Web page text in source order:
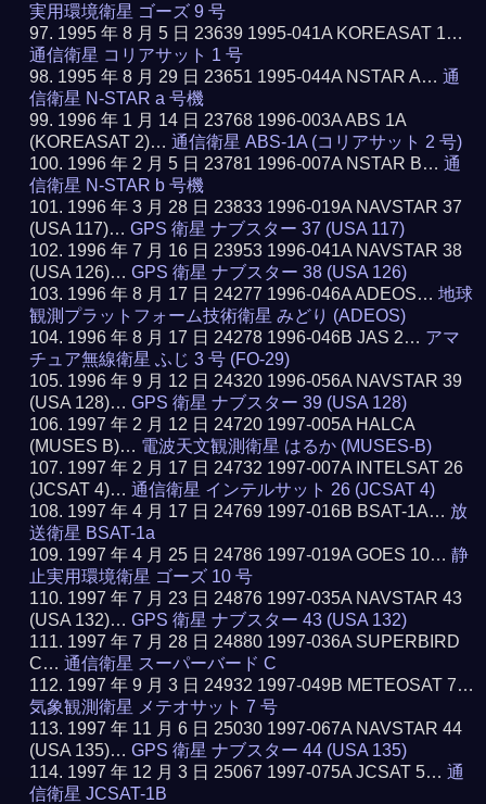
実用環境衛星 ゴーズ 9 号
1995 年 8 月 5 日 23639 1995-041A KOREASAT 1…
通信衛星 コリアサット 1 号
1995 年 8 月 29 日 23651 1995-044A NSTAR A…通
信衛星 N-STAR a 号機
1996 年 1 月 14 日 23768 1996-003A ABS 1A
(KOREASAT 2)…通信衛星 ABS-1A (コリアサット 2 号)
1996 年 2 月 5 日 23781 1996-007A NSTAR B…通
信衛星 N-STAR b 号機
1996 年 3 月 28 日 23833 1996-019A NAVSTAR 37
(USA 117)…GPS 衛星 ナブスター 37 (USA 117)
1996 年 7 月 16 日 23953 1996-041A NAVSTAR 38
(USA 126)…GPS 衛星 ナブスター 38 (USA 126)
1996 年 8 月 17 日 24277 1996-046A ADEOS…地球
観測プラットフォーム技術衛星 みどり (ADEOS)
1996 年 8 月 17 日 24278 1996-046B JAS 2… アマ
チュア無線衛星 ふじ 3 号 (FO-29)
1996 年 9 月 12 日 24320 1996-056A NAVSTAR 39
(USA 128)…GPS 衛星 ナブスター 39 (USA 128)
1997 年 2 月 12 日 24720 1997-005A HALCA
(MUSES B)… 電波天文観測衛星 はるか (MUSES-B)
1997 年 2 月 17 日 24732 1997-007A INTELSAT 26
(JCSAT 4)…通信衛星 インテルサット 26 (JCSAT 4)
1997 年 4 月 17 日 24769 1997-016B BSAT-1A… 放
送衛星 BSAT-1a
1997 年 4 月 25 日 24786 1997-019A GOES 10…静
止実用環境衛星 ゴーズ 10 号
1997 年 7 月 23 日 24876 1997-035A NAVSTAR 43
(USA 132)…GPS 衛星 ナブスター 43 (USA 132)
1997 年 7 月 28 日 24880 1997-036A SUPERBIRD
C…通信衛星 スーパーバード C
1997 年 9 月 3 日 24932 1997-049B METEOSAT 7…
気象観測衛星 メテオサット 7 号
1997 年 11 月 6 日 25030 1997-067A NAVSTAR 44
(USA 135)…GPS 衛星 ナブスター 44 (USA 135)
1997 年 12 月 3 日 25067 1997-075A JCSAT 5…通
信衛星 JCSAT-1B